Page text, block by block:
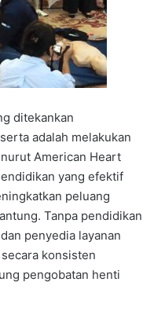
ditekankan
adalah melakukan
American Heart
yang efektif
peluang
Tanpa pendidikan
penyedia layanan
konsisten
pengobatan henti